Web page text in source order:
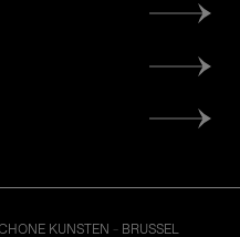
KUNSTEN - BRUSSEL